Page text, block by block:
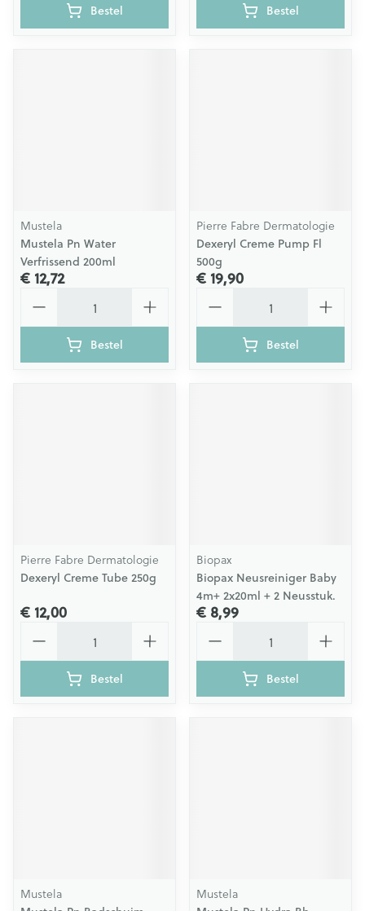
Bestel Bestel
Mustela
Mustela Pn Water
Verfrissend 200ml
€ 12,72
Bestel
Pierre Fabre Dermatologie
Dexeryl Creme Pump Fl
500g
€ 19,90
Bestel
Pierre Fabre Dermatologie
Dexeryl Creme Tube 250g
€ 12,00
Bestel
Biopax
Biopax Neusreiniger Baby
4m+ 2x20ml + 2 Neusstuk.
€ 8,99
Bestel
Mustela Mustela